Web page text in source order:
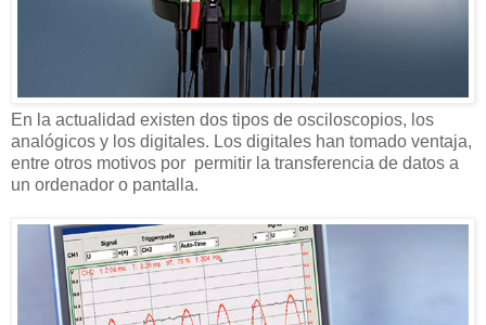
En la actualidad existen dos tipos de osciloscopios, los
analógicos y los digitales. Los digitales han tomado ventaja,
entre otros motivos por permitir la transferencia de datos a
un ordenador o pantalla.